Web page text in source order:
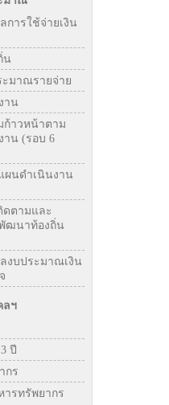
การใช้จ่ายเงิน
น
มาณรายจ่าย
าน
ก้าวหน้าตาม
าน (รอบ 6
ผนดำเนินงาน
ดตามและ
ฒนาท้องถิ่น
งบประมาณเงิน
ลฯ
ปี
กร
ารทรัพยากร